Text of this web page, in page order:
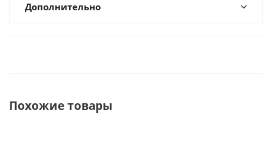
Дополнительно
Похожие товары